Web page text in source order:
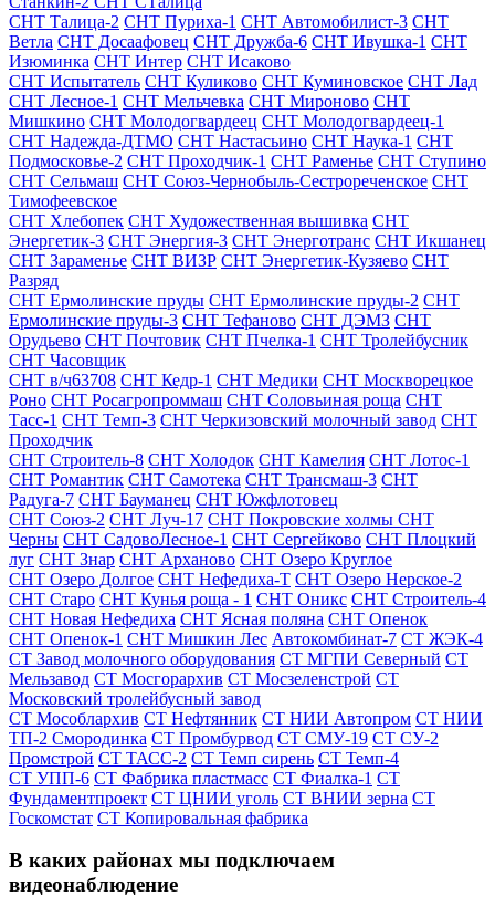
СНТ Талица-2 СНТ Пуриха-1 СНТ Автомобилист-3 СНТ
Ветла СНТ Досаафовец СНТ Дружба-6 СНТ Ивушка-1 СНТ
Изюминка СНТ Интер СНТ Исаково
СНТ Испытатель СНТ Куликово СНТ Куминовское СНТ Лад
СНТ Лесное-1 СНТ Мельчевка СНТ Мироново СНТ
Мишкино СНТ Молодогвардеец СНТ Молодогвардеец-1
СНТ Надежда-ДТМО СНТ Настасьино СНТ Наука-1 СНТ
Подмосковье-2 СНТ Проходчик-1 СНТ Раменье СНТ Ступино
СНТ Сельмаш СНТ Союз-Чернобыль-Сестрореченское СНТ
Тимофеевское
СНТ Хлебопек СНТ Художественная вышивка СНТ
Энергетик-3 СНТ Энергия-3 СНТ Энерготранс СНТ Икшанец
СНТ Зараменье СНТ ВИЗР СНТ Энергетик-Кузяево СНТ
Разряд
СНТ Ермолинские пруды СНТ Ермолинские пруды-2 СНТ
Ермолинские пруды-3 СНТ Тефаново СНТ ДЭМЗ СНТ
Орудьево СНТ Почтовик СНТ Пчелка-1 СНТ Тролейбусник
СНТ Часовщик
СНТ в/ч63708 СНТ Кедр-1 СНТ Медики СНТ Москворецкое
Роно СНТ Росагропроммаш СНТ Соловьиная роща СНТ
Тасс-1 СНТ Темп-3 СНТ Черкизовский молочный завод СНТ
Проходчик
СНТ Строитель-8 СНТ Холодок СНТ Камелия СНТ Лотос-1
СНТ Романтик СНТ Самотека СНТ Трансмаш-3 СНТ
Радуга-7 СНТ Бауманец СНТ Южфлотовец
СНТ Союз-2 СНТ Луч-17 СНТ Покровские холмы СНТ
Черны СНТ СадовоЛесное-1 СНТ Сергейково СНТ Плоцкий
луг СНТ Знар СНТ Арханово СНТ Озеро Круглое
СНТ Озеро Долгое СНТ Нефедиха-Т СНТ Озеро Нерское-2
СНТ Старо СНТ Кунья роща - 1 СНТ Оникс СНТ Строитель-4
СНТ Новая Нефедиха СНТ Ясная поляна СНТ Опенок
СНТ Опенок-1 СНТ Мишкин Лес Автокомбинат-7 СТ ЖЭК-4
СТ Завод молочного оборудования СТ МГПИ Северный СТ
Мельзавод СТ Мосгорархив СТ Мосзеленстрой СТ
Московский тролейбусный завод
СТ Мособлархив СТ Нефтянник СТ НИИ Автопром СТ НИИ
ТП-2 Смородинка СТ Промбурвод СТ СМУ-19 СТ СУ-2
Промстрой СТ ТАСС-2 СТ Темп сирень СТ Темп-4
СТ УПП-6 СТ Фабрика пластмасс СТ Фиалка-1 СТ
Фундаментпроект СТ ЦНИИ уголь СТ ВНИИ зерна СТ
Госкомстат СТ Копировальная фабрика
В каких районах мы подключаем
видеонаблюдение